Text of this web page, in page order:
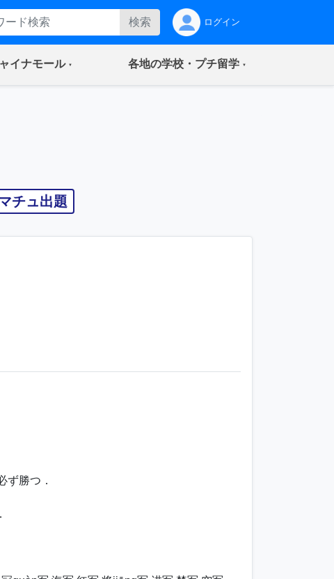
検索 ログイン
イナモール(current) 各地の学校・プチ留学(current)
チュ出題
ず勝つ．